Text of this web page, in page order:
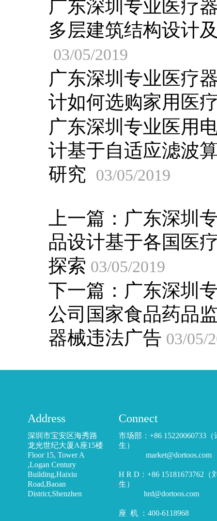
广东深圳专业医疗
多层建筑结构设计
03/05/2019
广东深圳专业医疗
计如何选购家用医
广东深圳专业医用
计基于自适应滤波
研究 03/05/2019
上一篇： 广东深圳
品设计基于各国医
探索 03/05/2019
下一篇： 广东深圳
公司国家食品药品
器械违法广告 03/05/
Address
深圳市宝安区海秀路
龙光世纪大厦A座15楼
Floor 15, Tower A
,Logan Century
Building,Haixiu
Road,Baoan
District,Shenzhen
Connect
市场部：+86 15220060733（
生）
market@dortoos.com
H R D：+86 15181673762（
生）
hrd@dortoos.com
座 机 ：400-6118968